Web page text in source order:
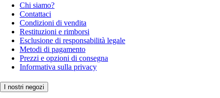
Chi siamo?
Contattaci
Condizioni di vendita
Restituzioni e rimborsi
Esclusione di responsabilità legale
Metodi di pagamento
Prezzi e opzioni di consegna
Informativa sulla privacy
I nostri negozi